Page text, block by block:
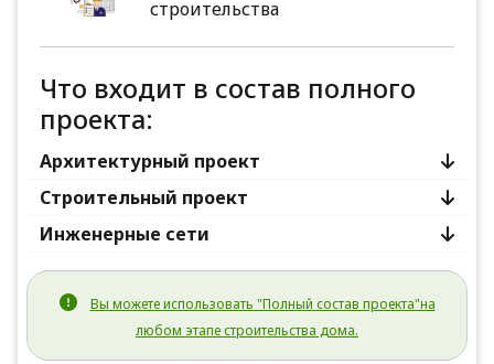
строительства
Что входит в состав полного
проекта:
Архитектурный проект
Строительный проект
Инженерные сети
Вы можете использовать "Полный состав проекта"на
любом этапе строительства дома.